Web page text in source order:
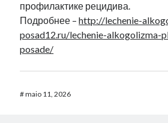
профилактике рецидива.
Подробнее –http://lechenie-
posad12.ru/lechenie-alkogolizma-
posade/
#maio 11, 2026